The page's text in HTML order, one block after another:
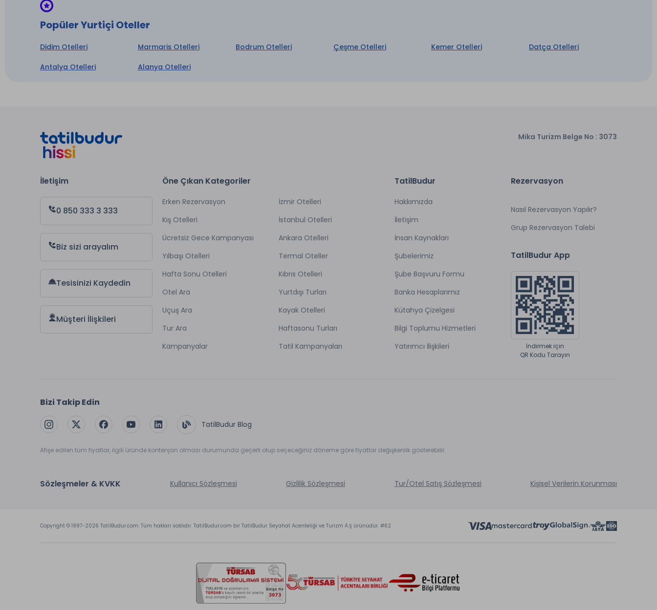
Popüler Yurtiçi Oteller
Didim Otelleri Marmaris Otelleri Bodrum Otelleri Çeşme Otelleri Kemer Otelleri Datça Otelleri
Antalya Otelleri Alanya Otelleri
Mika Turizm Belge No : 3073
İletişim
0 850 333 3 333
Biz sizi arayalım
Tesisinizi Kaydedin
Müşteri İlişkileri
Öne Çıkan Kategoriler
Erken Rezervasyon
Kış Otelleri
Ücretsiz Gece Kampanyası
Yılbaşı Otelleri
Hafta Sonu Otelleri
Otel Ara
Uçuş Ara
Tur Ara
Kampanyalar
İzmir Otelleri
İstanbul Otelleri
Ankara Otelleri
Termal Oteller
Kıbrıs Otelleri
Yurtdışı Turları
Kayak Otelleri
Haftasonu Turları
Tatil Kampanyaları
TatilBudur
Hakkımızda
İletişim
İnsan Kaynakları
Şubelerimiz
Şube Başvuru Formu
Banka Hesaplarımız
Kütahya Çizelgesi
Bilgi Toplumu Hizmetleri
Yatırımcı İlişkileri
Rezervasyon
Nasıl Rezervasyon Yapılır?
Grup Rezervasyon Talebi
TatilBudur App
İndirmek için
QR Kodu Tarayın
Bizi Takip Edin
TatilBudur Blog
Afişe edilen tüm fiyatlar, ilgili üründe kontenjan olması durumunda geçerli olup seçeceğiniz döneme göre fiyatlar değişkenlik gösterebilir.
Sözleşmeler & KVKK Kullanıcı Sözleşmesi Gizlilik Sözleşmesi Tur/Otel Satış Sözleşmesi Kişisel Verilerin Korunması
Copyright © 1997-2026 TatilBudur.com. Tüm hakları saklıdır. TatilBudur.com bir TatilBudur Seyahat Acenteliği ve Turizm A.Ş ürünüdür. #62